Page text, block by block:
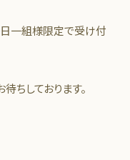
日一組様限定で受け付
ちしております。